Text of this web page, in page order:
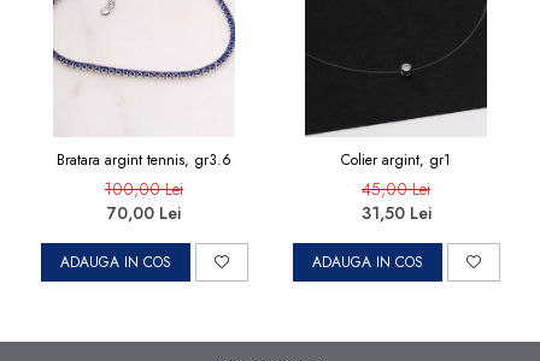
Bratara argint tennis, gr3.6
100,00 Lei
70,00 Lei
ADAUGA IN COS
Colier argint, gr1
45,00 Lei
31,50 Lei
ADAUGA IN COS